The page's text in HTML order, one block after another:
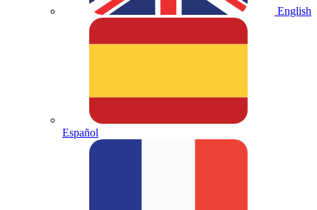
English
Español